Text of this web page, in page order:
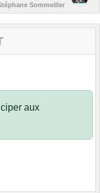
Sommeiller
aux